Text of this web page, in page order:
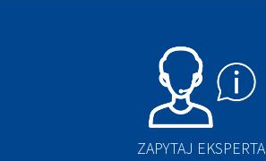
ZAPYTAJ EKSPERTA